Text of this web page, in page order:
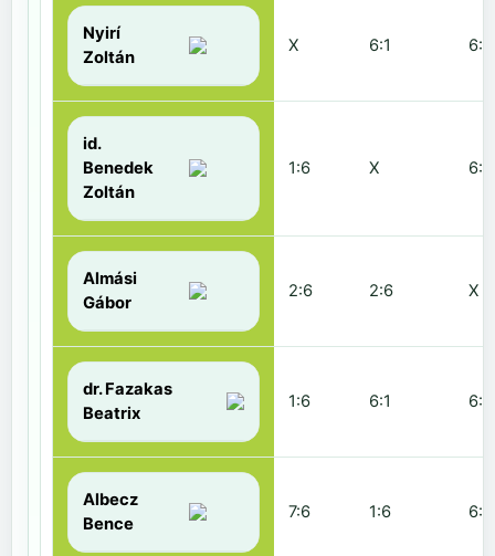
Nyirí
Zoltán
X 6:1 6:2
id.
Benedek
Zoltán
1:6 X 6:2
Almási
Gábor
2:6 2:6 X
dr. Fazakas
Beatrix
1:6 6:1 6:0
Albecz
Bence
7:6 1:6 6:3